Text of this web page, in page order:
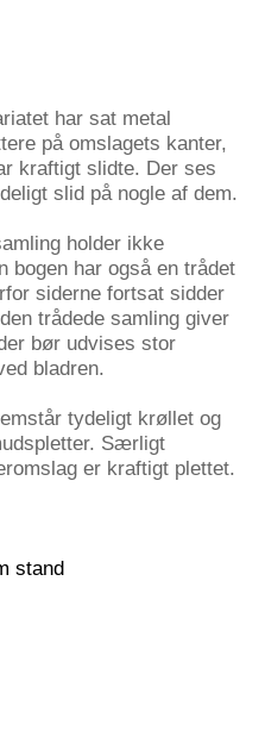
har sat metal
på omslagets kanter,
kraftigt slidte. Der ses
slid på nogle af dem.
holder ikke
bogen har også en trådet
siderne fortsat sidder
trådede samling giver
bør udvises stor
bladren.
tydeligt krøllet og
Særligt
er kraftigt plettet.
stand